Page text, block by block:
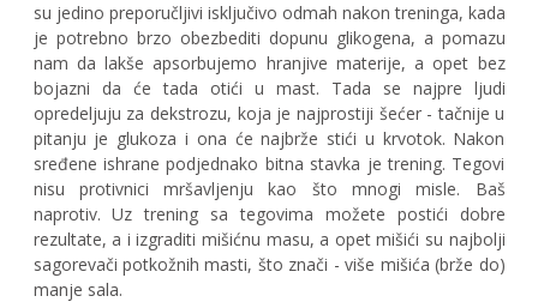
su jedino preporučljivi isključivo odmah nakon treninga, kada
je potrebno brzo obezbediti dopunu glikogena, a pomazu
nam da lakše apsorbujemo hranjive materije, a opet bez
bojazni da će tada otići u mast. Tada se najpre ljudi
opredeljuju za dekstrozu, koja je najprostiji šećer - tačnije u
pitanju je glukoza i ona će najbrže stići u krvotok. Nakon
sređene ishrane podjednako bitna stavka je trening. Tegovi
nisu protivnici mršavljenju kao što mnogi misle. Baš
naprotiv. Uz trening sa tegovima možete postići dobre
rezultate, a i izgraditi mišićnu masu, a opet mišići su najbolji
sagorevači potkožnih masti, što znači - više mišića (brže do)
manje sala.